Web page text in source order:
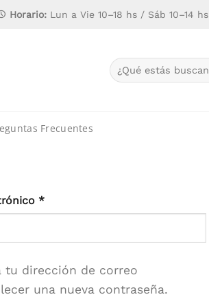
Horario:Lun a Vie 10–18 hs / Sáb 10–14 hs
Buscar
por:
Frecuentes
*Obligatorio
tu dirección de correo
una nueva contraseña.